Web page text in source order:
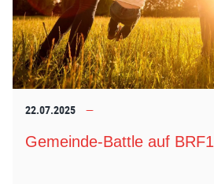
22.07.2025
Gemeinde-Battle auf BRF1